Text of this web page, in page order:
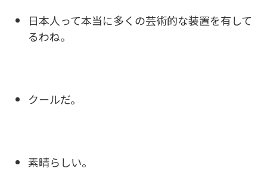
日本人って本当に多くの芸術的な装置を有して
るわね。
クールだ。
素晴らしい。